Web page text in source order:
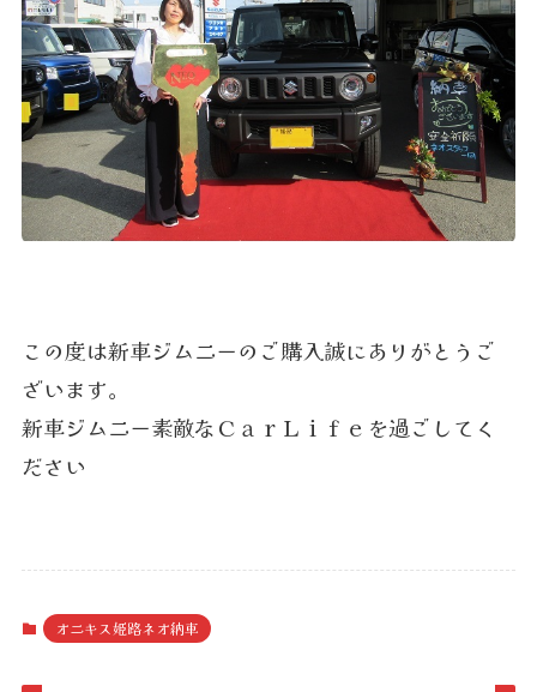
この度は新車ジムニーのご購入誠にありがとうご
ざいます。
新車ジムニー素敵なＣａｒＬｉｆｅを過ごしてく
ださい
オニキス姫路ネオ納車